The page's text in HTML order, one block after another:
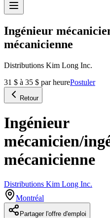
Ingénieur
mécanicienne
Distributions Kim Long Inc.
31 $ à 35 $ par heurePostuler
Retour
Ingénieur
mécanicien/
mécanicienne
Distributions Kim Long Inc.
Montréal
Partager l'offre d'emploi